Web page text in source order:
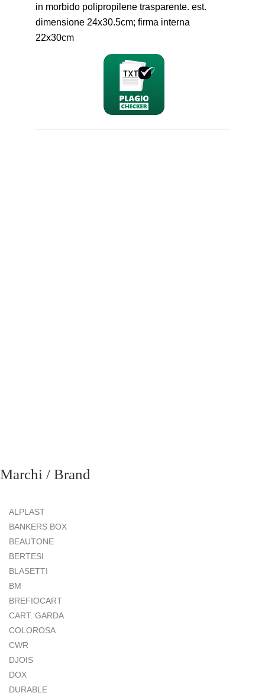
in morbido polipropilene trasparente. est.
dimensione 24x30.5cm; firma interna
22x30cm
Marchi / Brand
ALPLAST
BANKERS BOX
BEAUTONE
BERTESI
BLASETTI
BM
BREFIOCART
CART. GARDA
COLOROSA
CWR
DJOIS
DOX
DURABLE